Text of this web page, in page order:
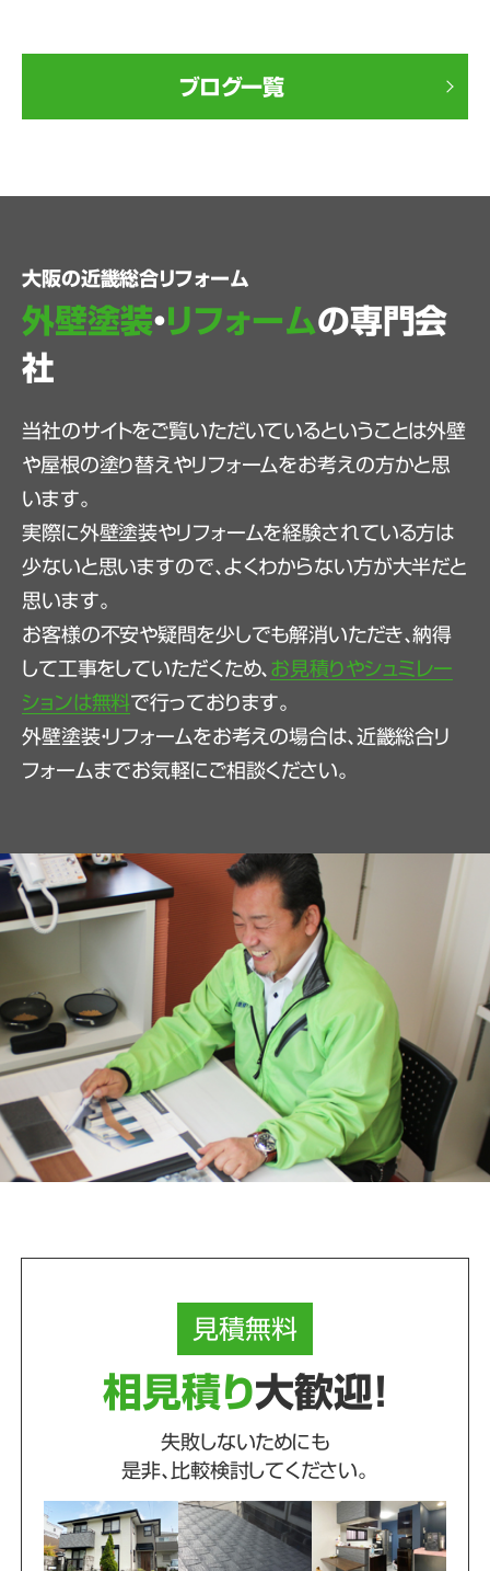
ブログ一覧
大阪の近畿総合リフォーム
外壁塗装・リフォームの専門会
社
当社のサイトをご覧いただいているということは外壁
や屋根の塗り替えやリフォームをお考えの方かと思
います。
実際に外壁塗装やリフォームを経験されている方は
少ないと思いますので、よくわからない方が大半だと
思います。
お客様の不安や疑問を少しでも解消いただき、納得
して工事をしていただくため、 お見積りやシュミレー
ションは無料で行っております。
外壁塗装・リフォームをお考えの場合は、近畿総合リ
フォームまでお気軽にご相談ください。
見積無料
相見積り大歓迎！
失敗しないためにも
是非、比較検討してください。